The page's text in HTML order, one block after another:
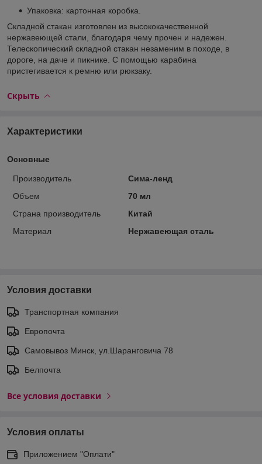
Упаковка: картонная коробка.
Складной стакан изготовлен из высококачественной
нержавеющей стали, благодаря чему прочен и надежен.
Телескопический складной стакан незаменим в походе, в
дороге, на даче и пикнике. С помощью карабина
пристегивается к ремню или рюкзаку.
Скрыть
Характеристики
Основные
Производитель
Сима-ленд
Объем
70 мл
Страна производитель
Китай
Материал
Нержавеющая сталь
Условия доставки
Транспортная компания
Европочта
Самовывоз Минск, ул.Шаранговича 78
Белпочта
Все условия доставки
Условия оплаты
Приложением "Оплати"